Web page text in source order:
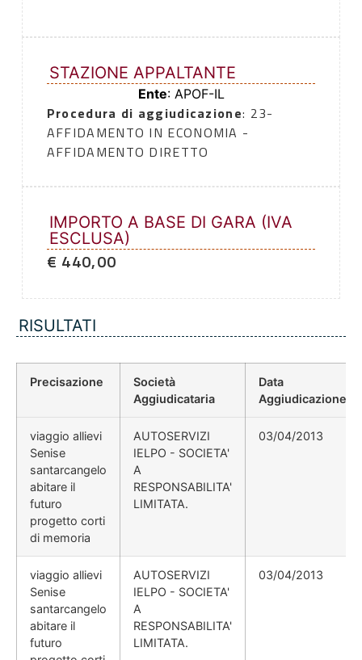
STAZIONE APPALTANTE
Ente: APOF-IL
Procedura di aggiudicazione: 23-
AFFIDAMENTO IN ECONOMIA -
AFFIDAMENTO DIRETTO
IMPORTO A BASE DI GARA (IVA
ESCLUSA)
€ 440,00
RISULTATI
Precisazione
Società
Aggiudicataria
Data
Aggiudicazione
viaggio allievi
Senise
santarcangelo
abitare il
futuro
progetto corti
di memoria
AUTOSERVIZI
IELPO - SOCIETA'
A
RESPONSABILITA'
LIMITATA.
03/04/2013
viaggio allievi
Senise
santarcangelo
abitare il
futuro
AUTOSERVIZI
IELPO - SOCIETA'
A
RESPONSABILITA'
LIMITATA.
03/04/2013